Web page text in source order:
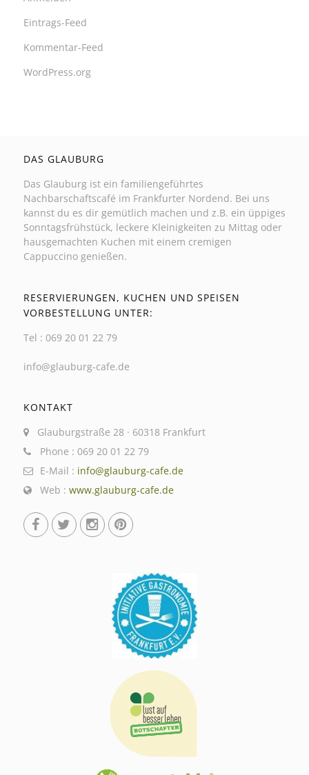
Eintrags-Feed
Kommentar-Feed
WordPress.org
DAS GLAUBURG
Das Glauburg ist ein familiengeführtes
Nachbarschaftscafé im Frankfurter Nordend. Bei uns
kannst du es dir gemütlich machen und z.B. ein üppiges
Sonntagsfrühstück, leckere Kleinigkeiten zu Mittag oder
hausgemachten Kuchen mit einem cremigen
Cappuccino genießen.
RESERVIERUNGEN, KUCHEN UND SPEISEN
VORBESTELLUNG UNTER:
Tel : 069 20 01 22 79
info@glauburg-cafe.de
KONTAKT
Glauburgstraße 28 · 60318 Frankfurt
Phone : 069 20 01 22 79
E-Mail : info@glauburg-cafe.de
Web : www.glauburg-cafe.de